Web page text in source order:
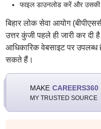
फाइल डाउनलोड करें और उसकी
बिहार लोक सेवा आयोग
उत्तर कुंजी पहले ही जारी कर दी
आधिकारिक वेबसाइट पर उपलब्ध
सकते हैं।
MAKE CAREERS360
MY TRUSTED SOURCE